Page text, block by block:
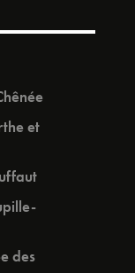
et
des